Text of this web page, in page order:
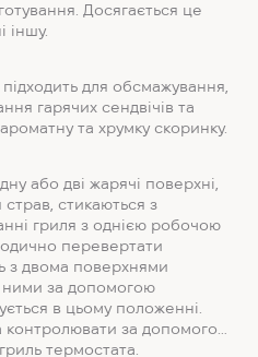
Досягається це
іншу.
для обсмажування,
гарячих сендвічів та
та хрумку скоринку.
або дві жарячі поверхні,
страв, стикаються з
гриля з однією робочою
перевертати
з двома поверхнями
ними за допомогою
в цьому положенні.
контролювати за допомогою
термостата.